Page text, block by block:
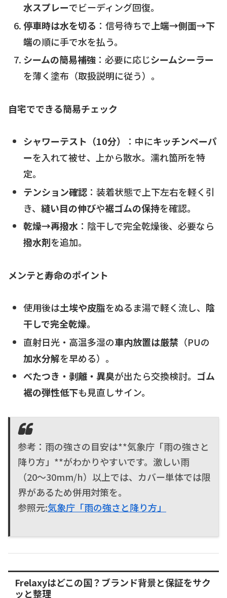
水スプレーでビーディング回復。
停車時は水を切る ：信号待ちで上端→側面→下
端の順に手で水を払う。
シームの簡易補強：必要に応じシームシーラー
を薄く塗布（取扱説明に従う）。
自宅でできる簡易チェック
シャワーテスト（10分） ：中にキッチンペーパ
ーを入れて被せ、上から散水。濡れ箇所を特
定。
テンション確認：装着状態で上下左右を軽く引
き、 縫い目の伸びや裾ゴムの保持を確認。
乾燥→再撥水：陰干しで完全乾燥後、必要なら
撥水剤を追加。
メンテと寿命のポイント
使用後は土埃や皮脂をぬるま湯で軽く流し、 陰
干しで完全乾燥。
直射日光・高温多湿の車内放置は厳禁（PUの
加水分解を早める）。
べたつき・剥離・異臭が出たら交換検討。 ゴム
裾の弾性低下も見直しサイン。
参考：雨の強さの目安は**気象庁「雨の強さと
降り方」**がわかりやすいです。激しい雨
（20〜30mm/h）以上では、カバー単体では限
界があるため併用対策を。
参照元:気象庁「雨の強さと降り方」
Frelaxyはどこの国？ブランド背景と保証をサク
ッと整理